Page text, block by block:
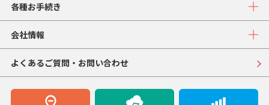
各種お手続き
会社情報
よくあるご質問・お問い合わせ